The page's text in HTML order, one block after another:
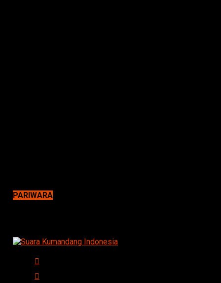
PARIWARA